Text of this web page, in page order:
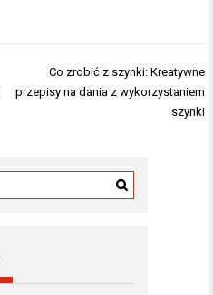
Co zrobić z szynki: Kreatywne
przepisy na dania z wykorzystaniem
szynki